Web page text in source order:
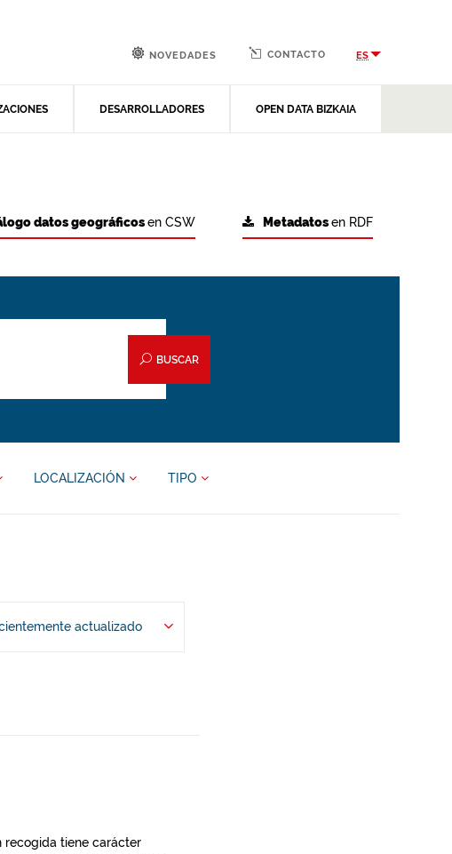
DESARROLLADORES OPEN DATA BIZKAIA
NOVEDADES CONTACTO ES
Metadatosen RDF
datos geográficosen CSW
BUSCAR
LOCALIZACIÓN TIPO
actualizado
recogida tiene carácter